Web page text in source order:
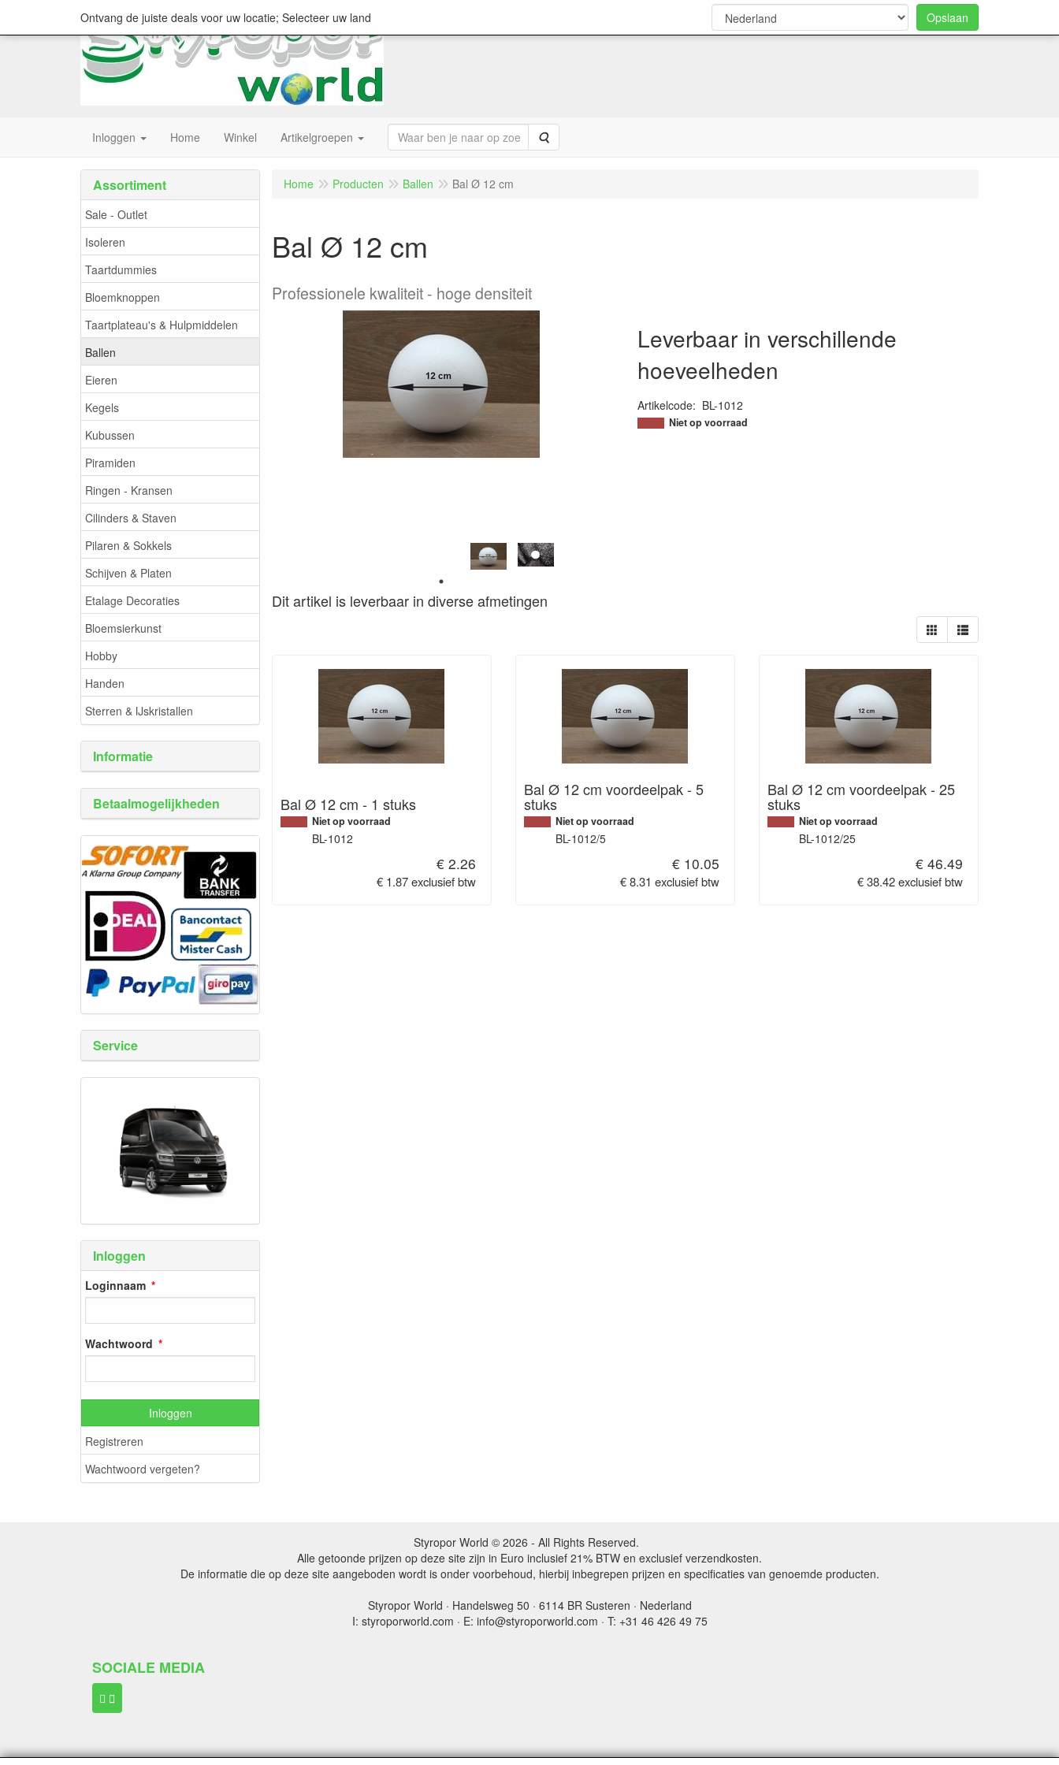
0
Inloggen Home Winkel Artikelgroepen Zoeken
Assortiment
Sale - Outlet
Isoleren
Taartdummies
Bloemknoppen
Taartplateau's & Hulpmiddelen
Ballen
Eieren
Kegels
Kubussen
Piramiden
Ringen - Kransen
Cilinders & Staven
Pilaren & Sokkels
Schijven & Platen
Etalage Decoraties
Bloemsierkunst
Hobby
Handen
Sterren & IJskristallen
Informatie
Betaalmogelijkheden
Service
Inloggen
Loginnaam
Wachtwoord
Inloggen
Registreren
Wachtwoord vergeten?
Home Producten Ballen Bal Ø 12 cm
Bal Ø 12 cm
Professionele kwaliteit - hoge densiteit
Leverbaar in verschillende
hoeveelheden
Artikelcode: BL-1012
200000008094
Niet op voorraad
Dit artikel is leverbaar in diverse afmetingen
Bal Ø 12 cm - 1 stuks
Niet op voorraad
BL-1012
€ 2.26
€ 1.87 exclusief btw
Bal Ø 12 cm voordeelpak - 5
stuks
Niet op voorraad
BL-1012/5
€ 10.05
€ 8.31 exclusief btw
Bal Ø 12 cm voordeelpak - 25
stuks
Niet op voorraad
BL-1012/25
€ 46.49
€ 38.42 exclusief btw
Styropor World © 2026 - All Rights Reserved.
Alle getoonde prijzen op deze site zijn in Euro inclusief 21% BTW en exclusief verzendkosten.
De informatie die op deze site aangeboden wordt is onder voorbehoud, hierbij inbegrepen prijzen en specificaties van genoemde producten.
Styropor World · Handelsweg 50 · 6114 BR Susteren · Nederland
I: styroporworld.com · E: info@styroporworld.com · T: +31 46 426 49 75
SOCIALE MEDIA
Ontvang de juiste deals voor uw locatie; Selecteer uw land Opslaan